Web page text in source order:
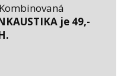
je 49,-